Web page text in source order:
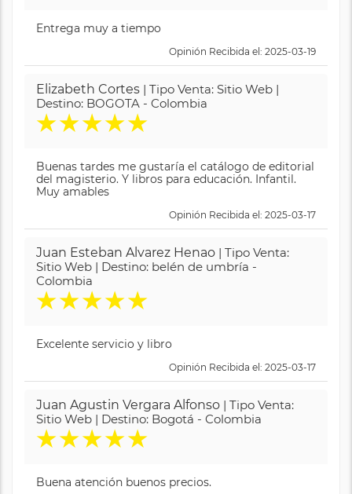
Entrega muy a tiempo
Opinión Recibida el: 2025-03-19
Elizabeth Cortes | Tipo Venta: Sitio Web |
Destino: BOGOTA - Colombia
★★★★★
Buenas tardes me gustaría el catálogo de editorial
del magisterio. Y libros para educación. Infantil.
Muy amables
Opinión Recibida el: 2025-03-17
Juan Esteban Alvarez Henao | Tipo Venta:
Sitio Web | Destino: belén de umbría -
Colombia
★★★★★
Excelente servicio y libro
Opinión Recibida el: 2025-03-17
Juan Agustin Vergara Alfonso | Tipo Venta:
Sitio Web | Destino: Bogotá - Colombia
★★★★★
Buena atención buenos precios.